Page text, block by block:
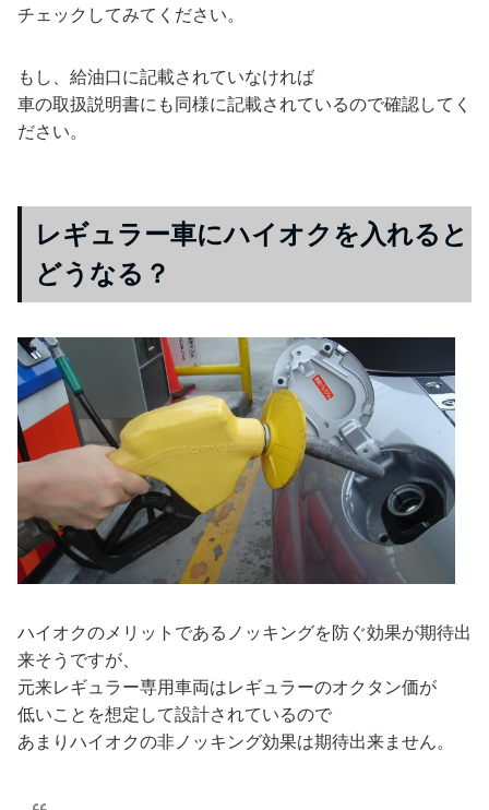
チェックしてみてください。
もし、給油口に記載されていなければ
車の取扱説明書にも同様に記載されているので確認してく
ださい。
レギュラー車にハイオクを入れると
どうなる？
ハイオクのメリットであるノッキングを防ぐ効果が期待出
来そうですが、
元来レギュラー専用車両はレギュラーのオクタン価が
低いことを想定して設計されているので
あまりハイオクの非ノッキング効果は期待出来ません。